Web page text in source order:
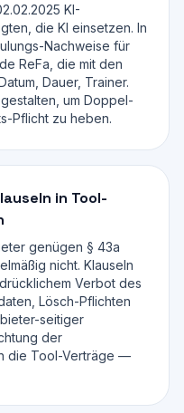
KI-
die KI einsetzen. In
Nachweise für
ReFa, die mit den
Dauer, Trainer.
um Doppel-
Pflicht zu heben.
in Tool-
genügen § 43a
nicht. Klauseln
Verbot des
Lösch-Pflichten
seitiger
der
die Tool-Verträge —